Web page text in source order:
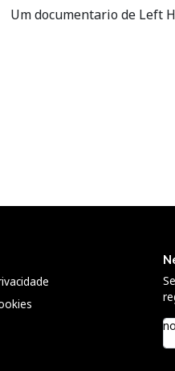
Um documentario de Left